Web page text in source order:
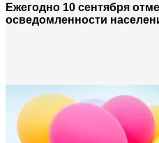
Ежегодно 10 сентября
осведомленности